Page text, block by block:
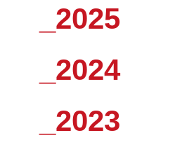
_2025
_2024
_2023